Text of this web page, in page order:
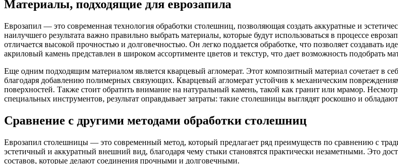
Материалы, подходящие для еврозапила
Еврозапил — это современная технология обработки столешниц, позволяющая создать аккуратные и
наилучшего результата важно правильно выбрать материалы, которые будут использоваться в процессе
отличается высокой прочностью и долговечностью. Он легко поддается обработке, что позволяет
акриловый камень представлен в широком ассортименте цветов и текстур, что дает возможность подобрать
Еще одним подходящим материалом является кварцевый агломерат. Этот композитный материал сочетает в
благодаря добавлению полимерных связующих. Кварцевый агломерат устойчив к механическим
поверхностей. Также стоит обратить внимание на натуральный камень, такой как гранит или мрамор.
специальных инструментов, результат оправдывает затраты: такие столешницы выглядят роскошно и
Сравнение с другими методами обработки столешниц
Еврозапил столешницы — это современный метод, который предлагает ряд преимуществ по сравнению с
эстетичный и аккуратный внешний вид, благодаря чему стыки становятся практически незаметными. Это
составов, которые делают соединения прочными и долговечными.